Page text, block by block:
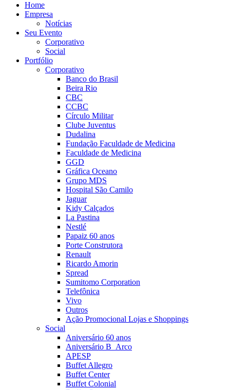
Home
Empresa
Notícias
Seu Evento
Corporativo
Social
Portfólio
Corporativo
Banco do Brasil
Beira Rio
CBC
CCBC
Círculo Militar
Clube Juventus
Dudalina
Fundação Faculdade de Medicina
Faculdade de Medicina
GGD
Gráfica Oceano
Grupo MDS
Hospital São Camilo
Jaguar
Kidy Calçados
La Pastina
Nestlé
Papaiz 60 anos
Porte Construtora
Renault
Ricardo Amorin
Spread
Sumitomo Corporation
Telefônica
Vivo
Outros
Ação Promocional Lojas e Shoppings
Social
Aniversário 60 anos
Aniversário B_Arco
APESP
Buffet Allegro
Buffet Center
Buffet Colonial